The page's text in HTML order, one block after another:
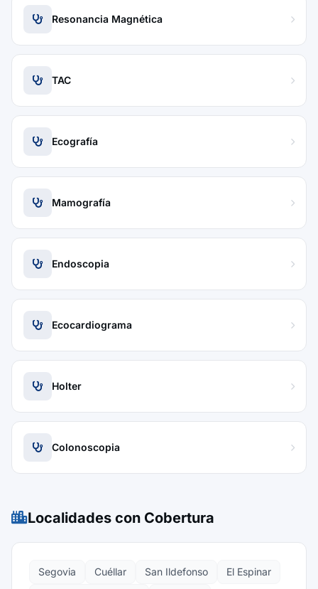
Resonancia Magnética
TAC
Ecografía
Mamografía
Endoscopia
Ecocardiograma
Holter
Colonoscopia
Localidades con Cobertura
Segovia Cuéllar San Ildefonso
El Espinar